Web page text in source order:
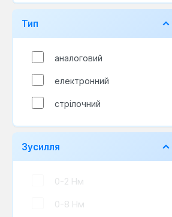
Тип
аналоговий
електронний
стрілочний
Зусилля
0-2 Нм
0-8 Нм